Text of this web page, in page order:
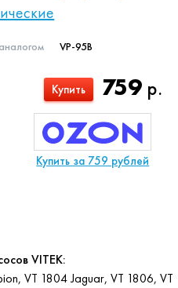
VP-95B
759 р.
Купить
Купить за 759 рублей
VITEK:
VT 1804 Jaguar, VT 1806, VT